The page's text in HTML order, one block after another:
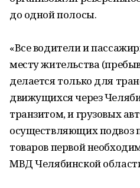
до одной полосы.
«Все водители и
месту жительства
делается только для
движущихся через
транзитом, и грузовых
осуществляющих подвоз
товаров первой
МВД Челябинской